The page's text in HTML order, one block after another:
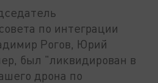
по интеграции
Рогов, Юрий
был "ликвидирован в
дрона по